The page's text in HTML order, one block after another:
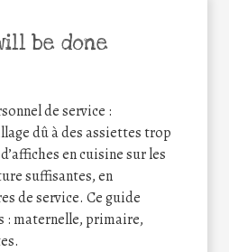
be done
de service :
dû à des assiettes trop
en cuisine sur les
suffisantes, en
de service. Ce guide
: maternelle, primaire,